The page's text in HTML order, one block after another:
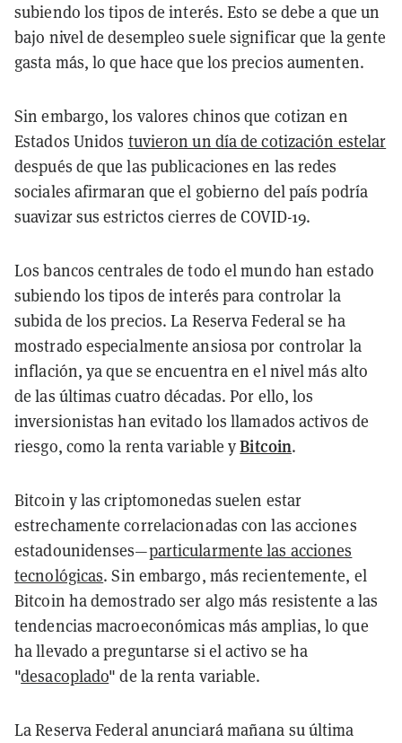
subiendo los tipos de interés. Esto se debe a que un
bajo nivel de desempleo suele significar que la gente
gasta más, lo que hace que los precios aumenten.
Sin embargo, los valores chinos que cotizan en
Estados Unidos tuvieron un día de cotización estelar
después de que las publicaciones en las redes
sociales afirmaran que el gobierno del país podría
suavizar sus estrictos cierres de COVID-19.
Los bancos centrales de todo el mundo han estado
subiendo los tipos de interés para controlar la
subida de los precios. La Reserva Federal se ha
mostrado especialmente ansiosa por controlar la
inflación, ya que se encuentra en el nivel más alto
de las últimas cuatro décadas. Por ello, los
inversionistas han evitado los llamados activos de
riesgo, como la renta variable yBitcoin.
Bitcoin y las criptomonedas suelen estar
estrechamente correlacionadas con las acciones
estadounidenses—particularmente las acciones
tecnológicas. Sin embargo, más recientemente, el
Bitcoin ha demostrado ser algo más resistente a las
tendencias macroeconómicas más amplias, lo que
ha llevado a preguntarse si el activo se ha
"desacoplado" de la renta variable.
La Reserva Federal anunciará mañana su última